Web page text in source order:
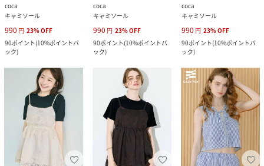
coca
キャミソール
990 円 23%OFF
90ポイント(10%ポイントバ
ック)
coca
キャミソール
990 円 23%OFF
90ポイント(10%ポイントバ
ック)
coca
キャミソール
990 円 23%OFF
90ポイント(10%ポイントバ
ック)